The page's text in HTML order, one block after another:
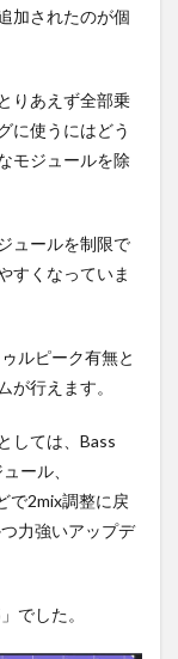
加されたのが個
りあえず全部乗
に使うにはどう
モジュールを除
ュールを制限で
すくなっていま
ルピーク有無と
が行えます。
しては、Bass
ール、
で2mix調整に戻
力強いアップデ
でした。